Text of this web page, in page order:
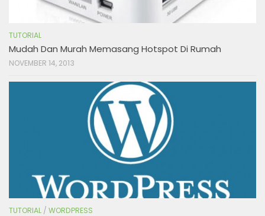
TUTORIAL
Mudah Dan Murah Memasang Hotspot Di Rumah
NOVEMBER 14, 2013
TUTORIAL / WORDPRESS